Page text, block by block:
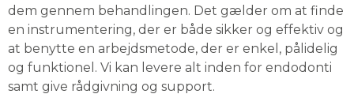
dem gennem behandlingen. Det gælder om at finde
en instrumentering, der er både sikker og effektiv og
at benytte en arbejdsmetode, der er enkel, pålidelig
og funktionel. Vi kan levere alt inden for endodonti
samt give rådgivning og support.